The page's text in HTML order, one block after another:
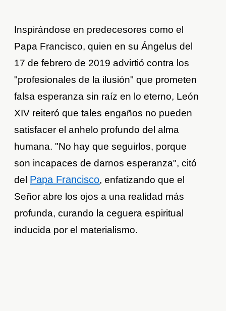
Inspirándose en predecesores como el
Papa Francisco, quien en su Ángelus del
17 de febrero de 2019 advirtió contra los
"profesionales de la ilusión" que prometen
falsa esperanza sin raíz en lo eterno, León
XIV reiteró que tales engaños no pueden
satisfacer el anhelo profundo del alma
humana. "No hay que seguirlos, porque
son incapaces de darnos esperanza", citó
del Papa Francisco, enfatizando que el
Señor abre los ojos a una realidad más
profunda, curando la ceguera espiritual
inducida por el materialismo.